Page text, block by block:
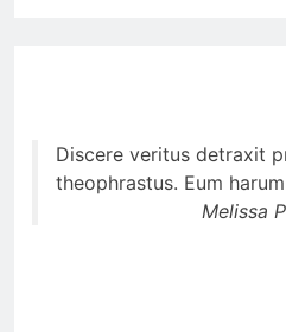
Discere veritus detraxit
theophrastus. Eum
Melissa